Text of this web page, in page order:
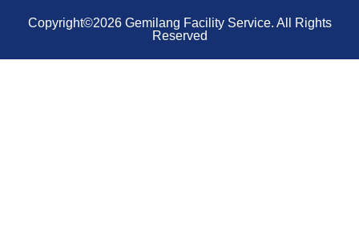
Copyright©2026 Gemilang Facility Service. All Rights
Reserved